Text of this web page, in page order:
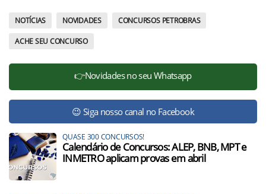
NOTÍCIAS NOVIDADES CONCURSOS PETROBRAS
ACHE SEU CONCURSO
👉Novidades no seu Whatsapp
😉 Siga nosso canal no Facebook
QUASE 300 CONCURSOS!
Calendário de Concursos: ALEP, BNB, MPT e
INMETRO aplicam provas em abril